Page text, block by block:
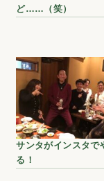
ど……（笑）
サンタがインスタで
る！